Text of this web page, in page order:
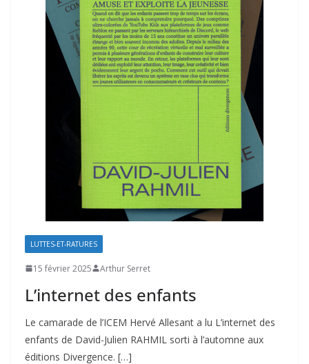
LUTTES-ET-RATURES
15 février 2025 Arthur Serret
L’internet des enfants
Le camarade de l’ICEM Hervé Allesant a lu L’internet des
enfants de David-Julien RAHMIL sorti à l’automne aux
éditions Divergence. […]